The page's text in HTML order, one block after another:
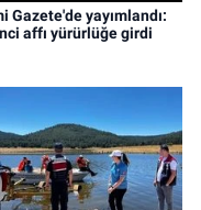
Gazete'de yayımlandı:
affı yürürlüğe girdi